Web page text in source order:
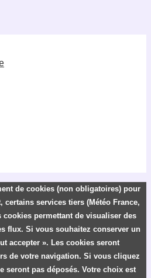
de cookies (non obligatoires) pour
certains services tiers (Météo France,
permettant de visualiser des
flux. Si vous souhaitez conserver un
accepter ». Les cookies seront
de votre navigation. Si vous cliquez
seront pas déposés. Votre choix est